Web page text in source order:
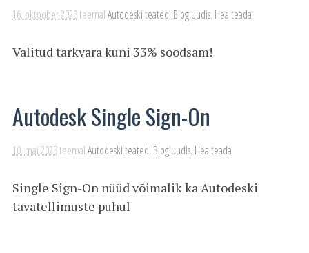
16. oktoober 2023teemalAutodeski teated, Blogiuudis, Hea teada
Valitud tarkvara kuni 33% soodsam!
Autodesk Single Sign-On
10. mai 2023teemalAutodeski teated, Blogiuudis, Hea teada
Single Sign-On nüüd võimalik ka Autodeski
tavatellimuste puhul